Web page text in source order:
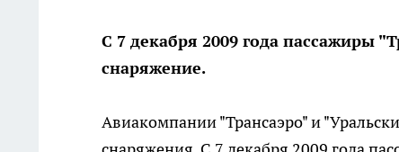
С 7 декабря 2009 года пассажиры
снаряжение.
Авиакомпании "Трансаэро" и